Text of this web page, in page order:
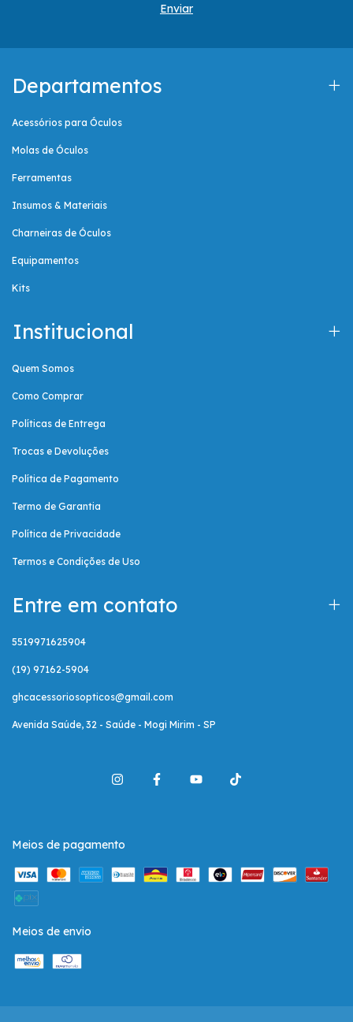
Departamentos
Acessórios para Óculos
Molas de Óculos
Ferramentas
Insumos & Materiais
Charneiras de Óculos
Equipamentos
Kits
Institucional
Quem Somos
Como Comprar
Políticas de Entrega
Trocas e Devoluções
Política de Pagamento
Termo de Garantia
Política de Privacidade
Termos e Condições de Uso
Entre em contato
5519971625904
(19) 97162-5904
ghcacessoriosopticos@gmail.com
Avenida Saúde, 32 - Saúde - Mogi Mirim - SP
Meios de pagamento
Meios de envio